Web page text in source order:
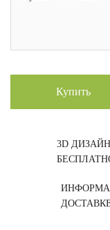
Купить
3D